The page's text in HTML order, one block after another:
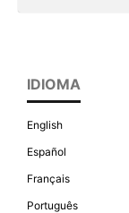
IDIOMA
English
Español
Français
Português